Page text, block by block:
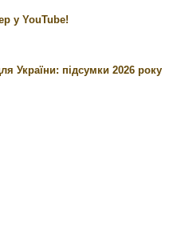
у YouTube!
України: підсумки 2026 року